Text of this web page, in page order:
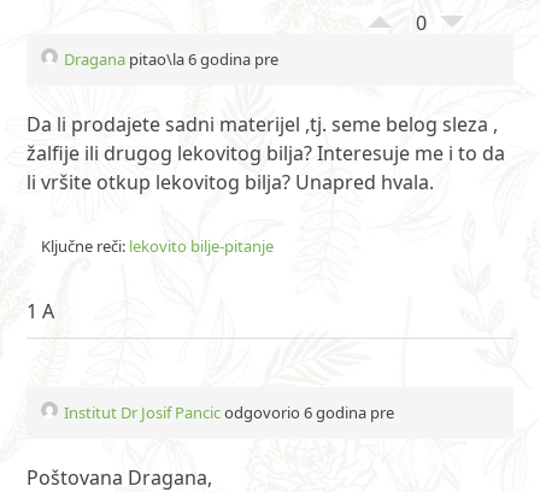
0
Dragana pitao\la 6 godina pre
Da li prodajete sadni materijel ,tj. seme belog sleza ,
žalfije ili drugog lekovitog bilja? Interesuje me i to da
li vršite otkup lekovitog bilja? Unapred hvala.
Ključne reči: lekovito bilje-pitanje
1 A
Institut Dr Josif Pancicodgovorio 6 godina pre
Poštovana Dragana,